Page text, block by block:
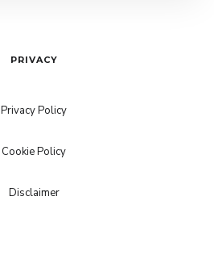
PRIVACY
Privacy Policy
Cookie Policy
Disclaimer